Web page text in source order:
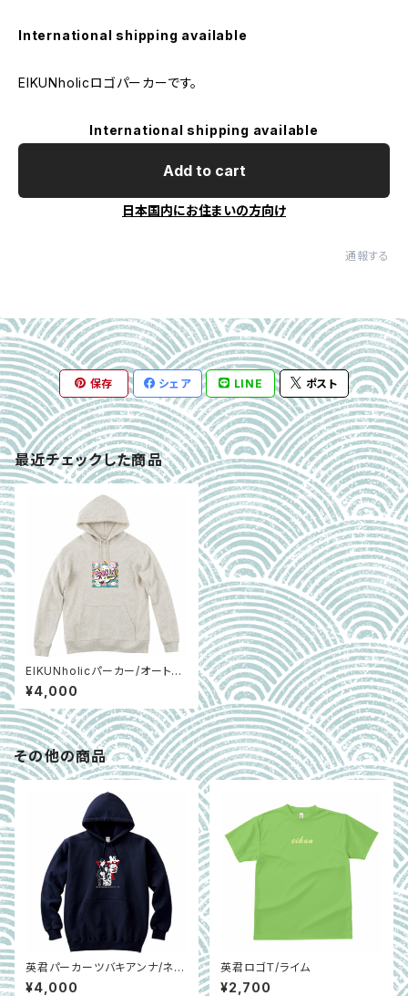
International shipping available
EIKUNholicロゴパーカーです。
International shipping available
Add to cart
日本国内にお住まいの方向け
通報する
保存 シェア LINE ポスト
最近チェックした商品
EIKUNholicパーカー/オートミ
ール
¥4,000
その他の商品
英君パーカーツバキアンナ/ネイ
ビー
¥4,000
英君ロゴＴ/ライム
¥2,700